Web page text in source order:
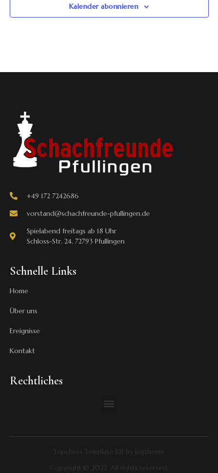
Kalender abonnieren
+49 172 7242686
vorstand@schachfreunde-pfullingen.de
Spielabend freitags ab 18 Uhr
Schloss-Str. 24, 72793 Pfullingen
Schnelle Links
Home
Über uns
Ereignisse
Kontakt
Rechtliches
Topchess Template Kit by Jegtheme
Copyright © 2022. All rights reserved.